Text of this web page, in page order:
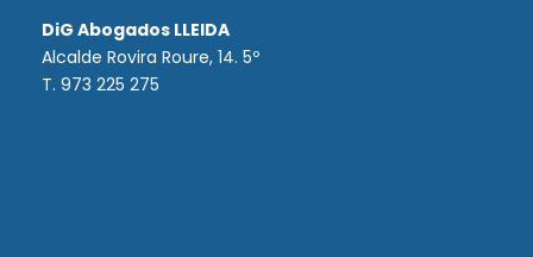
DiG Abogados LLEIDA
Alcalde Rovira Roure, 14. 5º
T. 973 225 275